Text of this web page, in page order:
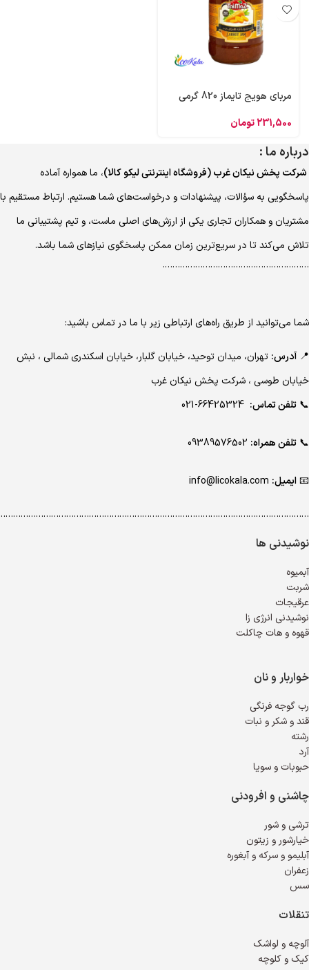
مربای هویج تایماز 820 گرمی
231,500تومان
درباره ما :
شرکت پخش نیکان غرب (فروشگاه اینترنتی لیکو کالا)، ما همواره آماده
پاسخگویی به سؤالات، پیشنهادات و درخواست‌های شما هستیم. ارتباط مستقیم با
مشتریان و همکاران تجاری یکی از ارزش‌های اصلی ماست، و تیم پشتیبانی ما
تلاش می‌کند تا در سریع‌ترین زمان ممکن پاسخگوی نیازهای شما باشد.
………………………………………………….
شما می‌توانید از طریق راه‌های ارتباطی زیر با ما در تماس باشید:
📍 آدرس: تهران، میدان توحید، خیابان گلبار، خیابان اسکندری شمالی ، نبش
خیابان طوسی ، شرکت پخش نیکان غرب
📞 تلفن تماس:
📞 تلفن همراه:
📧ایمیل:
نوشیدنی ها
آبمیوه
شربت
عرقیجات
نوشیدنی انرژی زا
قهوه و هات چاکلت
خواربار و نان
رب گوجه فرنگی
قند و شکر و نبات
رشته
آرد
حبوبات و سویا
چاشنی و افرودنی
ترشی و شور
خیارشور و زیتون
آبلیمو و سرکه و آبغوره
زعفران
سس
تنقلات
آلوچه و لواشک
کیک و کلوچه